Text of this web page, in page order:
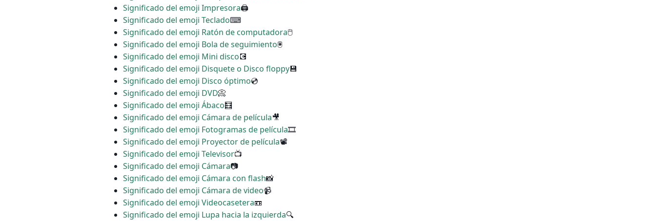
Significado del emoji Impresora🖨
Significado del emoji Teclado⌨
Significado del emoji Ratón de computadora🖱
Significado del emoji Bola de seguimiento🖲
Significado del emoji Mini disco💽
Significado del emoji Disquete o Disco floppy💾
Significado del emoji Disco óptimo💿
Significado del emoji DVD📀
Significado del emoji Ábaco🧮
Significado del emoji Cámara de película🎥
Significado del emoji Fotogramas de película🎞
Significado del emoji Proyector de película📽
Significado del emoji Televisor📺
Significado del emoji Cámara📷
Significado del emoji Cámara con flash📸
Significado del emoji Cámara de video📹
Significado del emoji Videocasetera📼
Significado del emoji Lupa hacia la izquierda🔍